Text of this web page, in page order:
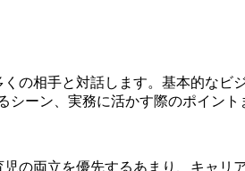
の相手と対話します。基本的な
シーン、実務に活かす際のポイン
の両立を優先するあまり、キャ